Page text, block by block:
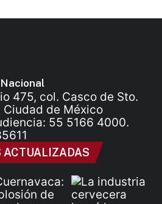
475, col. Casco de Sto.
Ciudad de México
55 5166 4000.
ACTUALIZADAS